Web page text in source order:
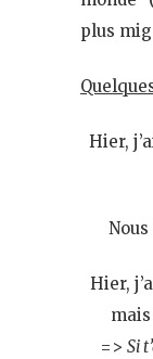
plus
Hier,
Nous
Hier,
=> Si